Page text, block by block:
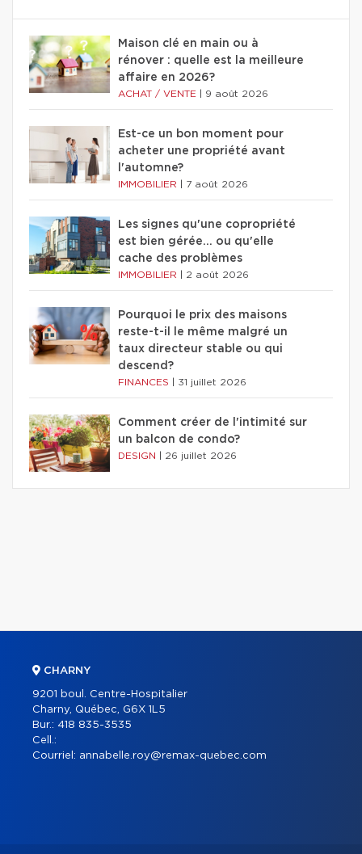
Maison clé en main ou à
rénover : quelle est la meilleure
affaire en 2026?
ACHAT / VENTE 9 août 2026
Est-ce un bon moment pour
acheter une propriété avant
l'automne?
IMMOBILIER 7 août 2026
Les signes qu'une copropriété
est bien gérée… ou qu'elle
cache des problèmes
IMMOBILIER 2 août 2026
Pourquoi le prix des maisons
reste-t-il le même malgré un
taux directeur stable ou qui
descend?
FINANCES 31 juillet 2026
Comment créer de l'intimité sur
un balcon de condo?
DESIGN 26 juillet 2026
CHARNY
9201 boul. Centre-Hospitalier
Charny, Québec, G6X 1L5
Bur.: 418 835-3535
Cell.:
Courriel: annabelle.roy@remax-quebec.com